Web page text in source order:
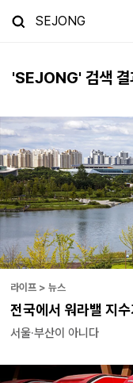
'SEJONG' 검색
라이프 > 뉴스
전국에서 워라밸 지
서울·부산이 아니다